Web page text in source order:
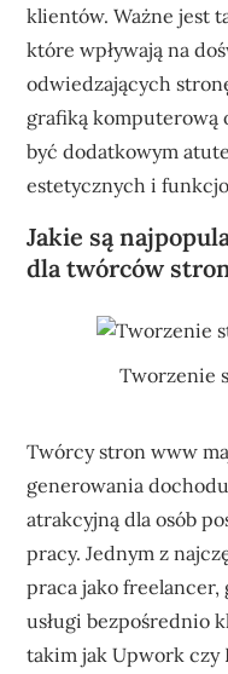
klientów. Ważne jest
które wpływają na
odwiedzających
grafiką komputerową
być dodatkowym
estetycznych i
Jakie są
dla twórców
Tworzenie
Twórcy stron www
generowania
atrakcyjną dla osób
pracy. Jednym z
praca jako
usługi bezpośrednio
takim jak Upwork czy